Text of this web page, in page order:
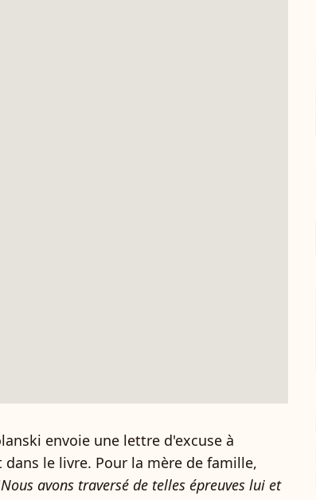
envoie une lettre d'excuse à
dans le livre. Pour la mère de famille,
Nous avons traversé de telles épreuves lui et